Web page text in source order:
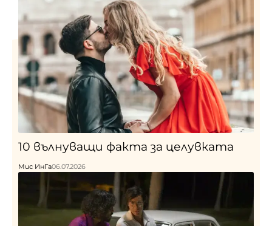
10 вълнуващи факта за целувката
Мис ИнГа06.07.2026